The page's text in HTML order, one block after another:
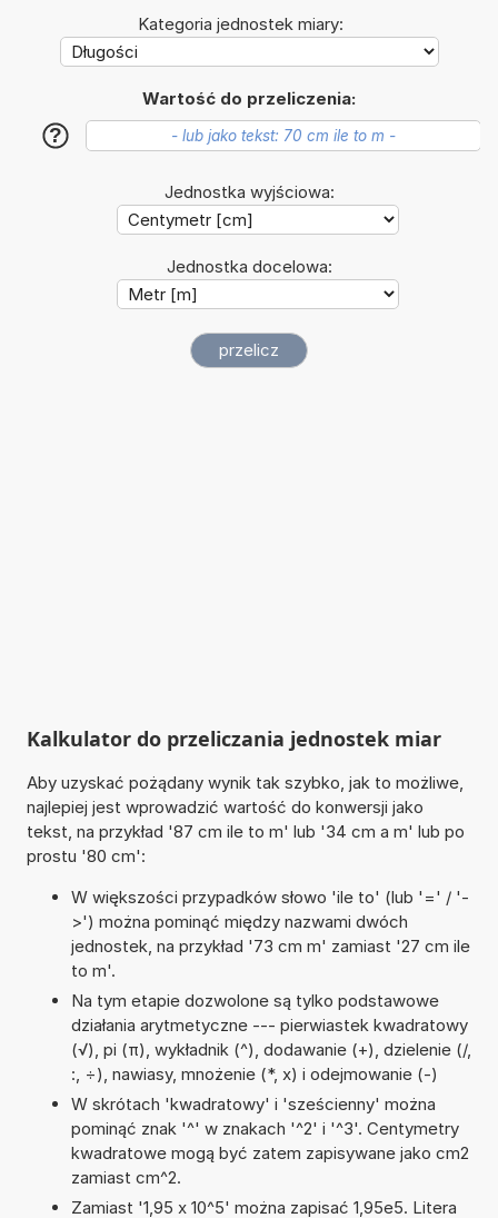
Kategoria jednostek miary:
Wartość do przeliczenia:
?
Jednostka wyjściowa:
Jednostka docelowa:
Kalkulator do przeliczania jednostek miar
Aby uzyskać pożądany wynik tak szybko, jak to możliwe,
najlepiej jest wprowadzić wartość do konwersji jako
tekst, na przykład '87 cm ile to m' lub '34 cm a m' lub po
prostu '80 cm':
W większości przypadków słowo 'ile to' (lub '=' / '-
>') można pominąć między nazwami dwóch
jednostek, na przykład '73 cm m' zamiast '27 cm ile
to m'.
Na tym etapie dozwolone są tylko podstawowe
działania arytmetyczne --- pierwiastek kwadratowy
(√), pi (π), wykładnik (^), dodawanie (+), dzielenie (/,
:, ÷), nawiasy, mnożenie (*, x) i odejmowanie (-)
W skrótach 'kwadratowy' i 'sześcienny' można
pominąć znak '^' w znakach '^2' i '^3'. Centymetry
kwadratowe mogą być zatem zapisywane jako cm2
zamiast cm^2.
Zamiast '1,95 x 10^5' można zapisać 1,95e5. Litera